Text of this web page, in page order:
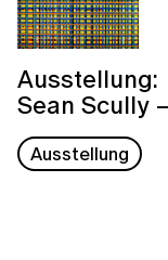
Ausstellung:
Sean Scully
Ausstellung